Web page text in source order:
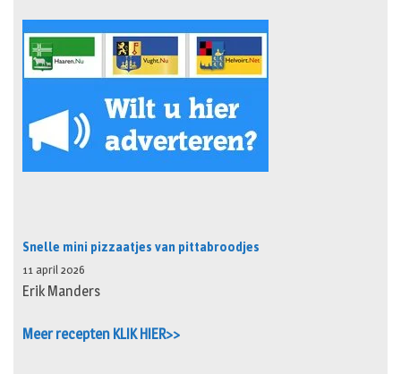
Snelle mini pizzaatjes van pittabroodjes
11 april 2026
Erik Manders
Meer recepten KLIK HIER>>